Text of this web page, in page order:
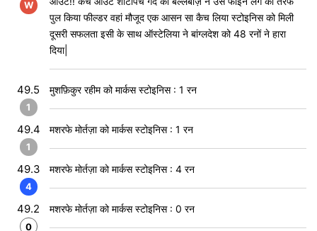
W
पुल किया फील्डर वहां मौजूद एक आसन सा कैच लिया स्टोइनिस को मिली
दूसरी सफलता इसी के साथ ऑस्टेलिया ने बांग्लदेश को 48 रनों ने हारा
दिया|
49.5
1
मुशफ़िकुर रहीम को मार्कस स्टोइनिस : 1 रन
49.4
1
मशरफे मोर्तज़ा को मार्कस स्टोइनिस : 1 रन
49.3
4
मशरफे मोर्तज़ा को मार्कस स्टोइनिस : 4 रन
49.2
0
मशरफे मोर्तज़ा को मार्कस स्टोइनिस : 0 रन